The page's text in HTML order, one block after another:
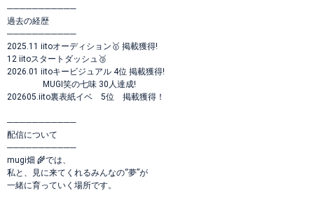
───────────
過去の経歴
───────────
2025.11 iitoオーディション🥇 掲載獲得!
12 iitoスタートダッシュ🥉
2026.01 iitoキービジュアル 4位 掲載獲得!
MUGI笑の七味 30人達成!
202605.iito裏表紙イベ 5位 掲載獲得！
───────────
配信について
───────────
mugi畑 🌾では、
私と、見に来てくれるみんなの“夢”が
一緒に育っていく場所です。